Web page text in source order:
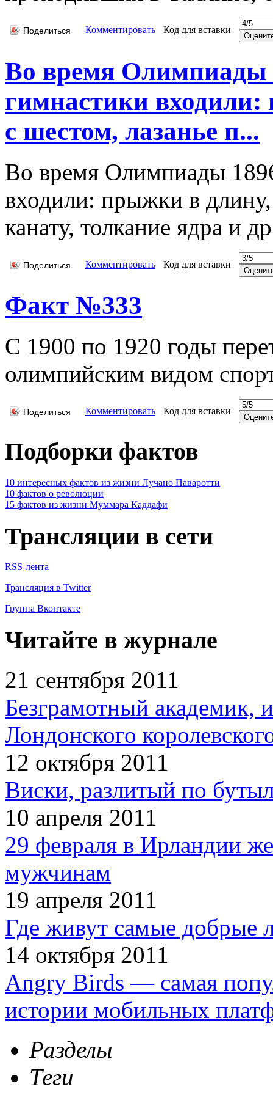
Поделиться Комментировать Код для вставки
Во время Олимпиады
гимнастики
с шестом, лазанье п...
Во время Олимпиады
входили: прыжки в
канату, толкание ядра и
Поделиться Комментировать Код для вставки
Факт №333
С 1900 по 1920 годы
олимпийским видом
Поделиться Комментировать Код для вставки
Подборки фактов
10 интересных фактов из жизни Лучано Паваротти
10 фактов о революции
15 фактов из жизни Муммара Каддафи
Трансляции в сети
RSS-лента
Трансляция в Twitter
Группа Вконтакте
Читайте в журнале
21 сентября 2011
Безграмотный академик,
Лондонского
12 октября 2011
Виски, разлитый по
10 апреля 2011
29 февраля в Ирландии
мужчинам
19 апреля 2011
Где живут самые добрые
14 октября 2011
Angry Birds — самая
истории мобильных
Разделы
Теги